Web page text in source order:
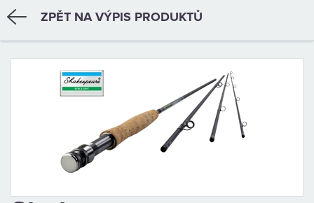
BIŽUTERIE
PŘÍVLAČ
SIGNALIZÁTORY
ZPĚT NA VÝPIS PRODUKTŮ